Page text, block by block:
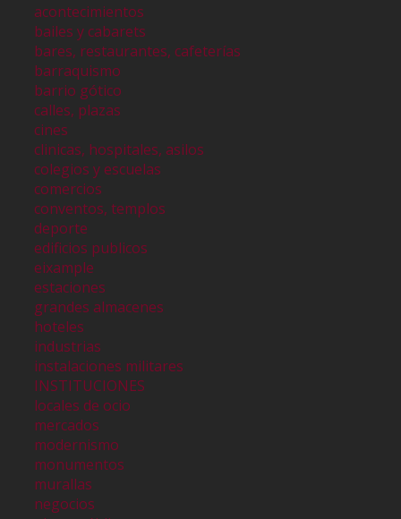
acontecimientos
bailes y cabarets
bares, restaurantes, cafeterías
barraquismo
barrio gótico
calles, plazas
cines
clinicas, hospitales, asilos
colegios y escuelas
comercios
conventos, templos
deporte
edificios publicos
eixample
estaciones
grandes almacenes
hoteles
industrias
instalaciones militares
INSTITUCIONES
locales de ocio
mercados
modernismo
monumentos
murallas
negocios